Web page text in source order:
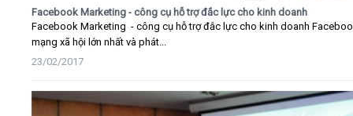
Facebook Marketing - công cụ hỗ trợ đắc lực cho kinh doanh
Facebook Marketing - công cụ hỗ trợ đắc lực cho kinh doanh
mạng xã hội lớn nhất và phát...
23/02/2017